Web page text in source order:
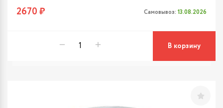
2670 ₽ Самовывоз: 13.08.2026
В корзину